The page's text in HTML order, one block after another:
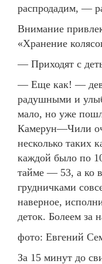
распродадим, —
Внимание
«Хранение
— Приходят с
— Еще как! —
радушными и
мало, но уже
Камерун—Чили
несколько таких
каждой было по
тайме — 53, а ко
грудничками
наверное,
деток. Болеем за
фото: Евгений
За 15 минут до